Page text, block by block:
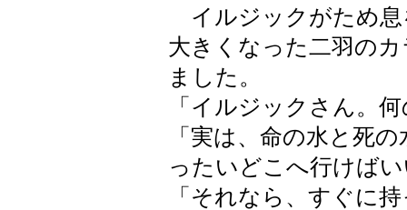
イルジックがため息
大きくなった二羽の
ました。
「イルジックさん。
「実は、命の水と死
ったいどこへ行けば
「それなら、すぐに